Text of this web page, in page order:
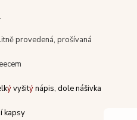
provedená, prošívaná
ývyšitýnápis, dole nášivka
í kapsy